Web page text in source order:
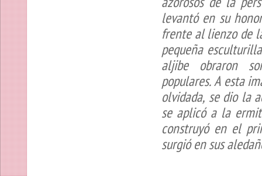
levantó en su
frente al lienzo de
pequeña
aljibe obraron
populares. A esta
olvidada, se dio la
se aplicó a la
construyó en el
surgió en sus